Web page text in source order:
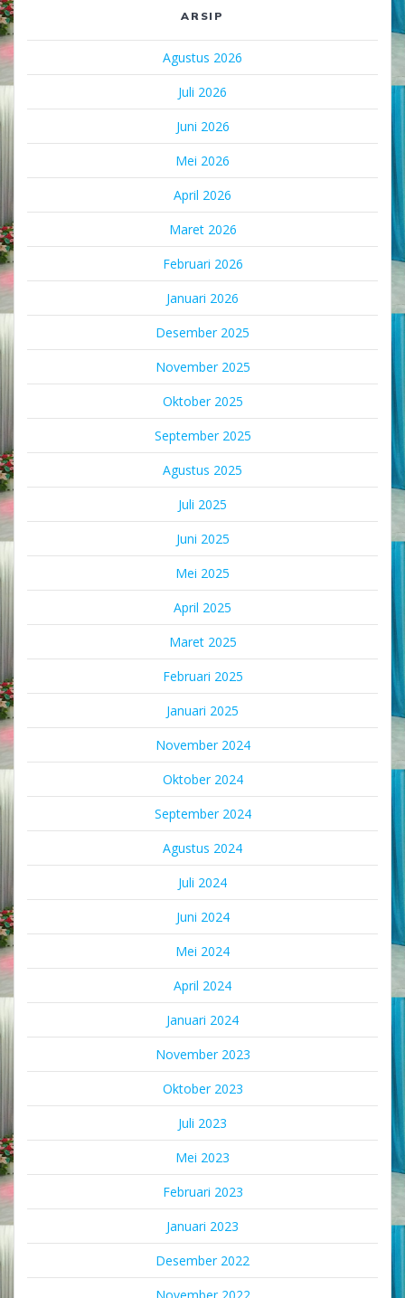
ARSIP
Agustus 2026
Juli 2026
Juni 2026
Mei 2026
April 2026
Maret 2026
Februari 2026
Januari 2026
Desember 2025
November 2025
Oktober 2025
September 2025
Agustus 2025
Juli 2025
Juni 2025
Mei 2025
April 2025
Maret 2025
Februari 2025
Januari 2025
November 2024
Oktober 2024
September 2024
Agustus 2024
Juli 2024
Juni 2024
Mei 2024
April 2024
Januari 2024
November 2023
Oktober 2023
Juli 2023
Mei 2023
Februari 2023
Januari 2023
Desember 2022